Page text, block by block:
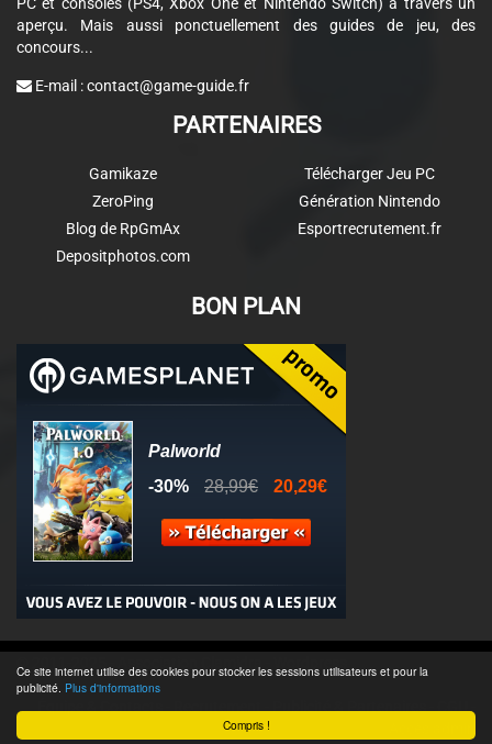
Compris !
Ce site internet utilise des cookies pour stocker les sessions utilisateurs et pour la
publicité. Plus d'informations
aperçu. Mais aussi ponctuellement des guides de jeu, des
concours...
E-mail :contact@game-guide.fr
PARTENAIRES
Gamikaze
ZeroPing
Blog de RpGmAx
Depositphotos.com
Télécharger Jeu PC
Génération Nintendo
Esportrecrutement.fr
BON PLAN